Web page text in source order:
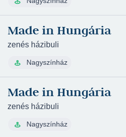
Made in Hungária
zenés házibuli
Nagyszínház
Made in Hungária
zenés házibuli
Nagyszínház